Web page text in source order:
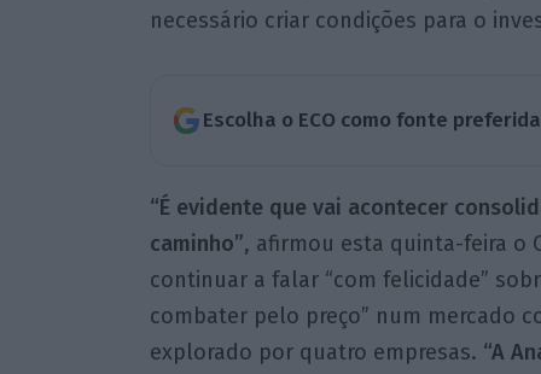
necessário criar condições para o
Escolha o ECO como fonte
“É evidente que vai acontecer
caminho”, afirmou esta quinta-feira o
continuar a falar “com felicidade”
combater pelo preço” num mercado
explorado por quatro empresas. “A